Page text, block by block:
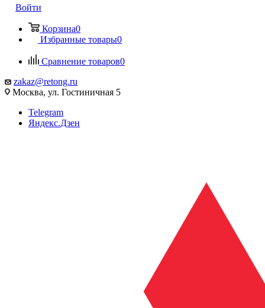
Войти
Корзина0
Избранные товары0
Сравнение товаров0
zakaz@retong.ru
Москва, ул. Гостиничная 5
Telegram
Яндекс.Дзен